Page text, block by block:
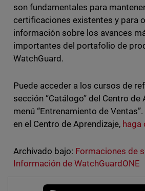
son fundamentales para
certificaciones existentes y para
información sobre los avances
importantes del portafolio de
WatchGuard.
Puede acceder a los cursos de
sección “Catálogo” del Centro de
menú “Entrenamiento de
en el Centro de Aprendizaje, haga
Archivado bajo: Formaciones de
Información de WatchGuardONE